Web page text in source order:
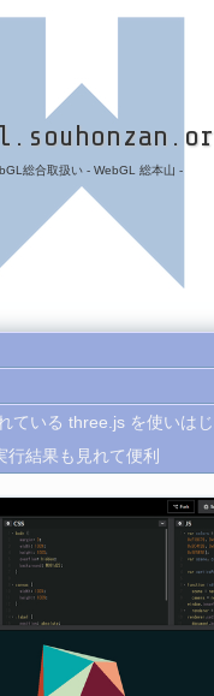
総合取扱い - WebGL 総本山 -
ている three.js を使いは
結果も見れて便利